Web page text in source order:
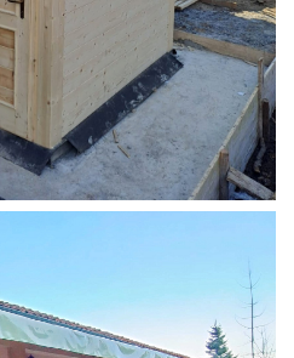
LOCALE CALDAIA